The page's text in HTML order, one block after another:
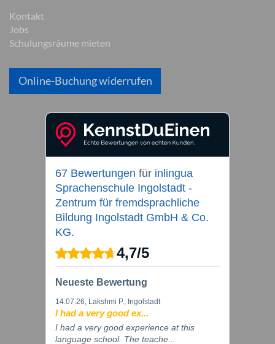
Kontakt
Jobs
Schulungsräume mieten
Online-Buchung widerrufen
67 Bewertungen für inlingua
Sprachenschule Ingolstadt -
Zentrum für fremdsprachliche
Bildung Ingolstadt GmbH & Co.
KG.
4,7/5
Neueste Bewertung
14.07.26, Lakshmi P., Ingolstadt
I had a very good ex...
I had a very good experience at this
language school. The teache...